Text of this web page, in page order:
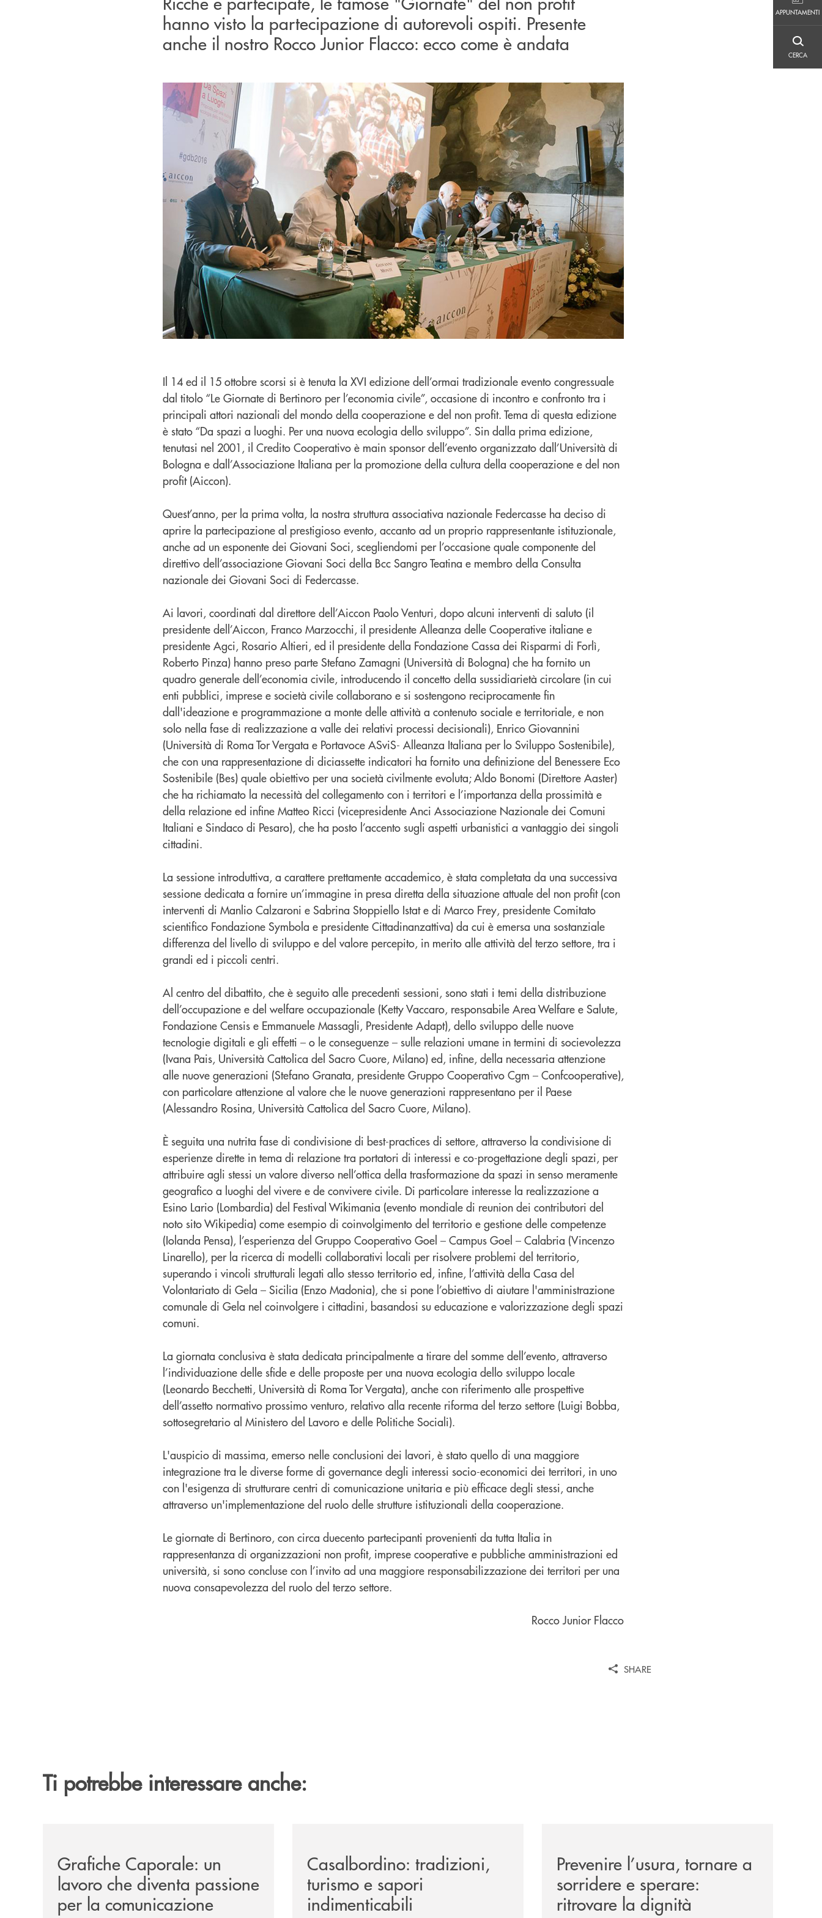
APPUNTAMENTI
CERCA
hanno visto la partecipazione di autorevoli ospiti. Presente
anche il nostro Rocco Junior Flacco: ecco come è andata
Il 14 ed il 15 ottobre scorsi si è tenuta la XVI edizione dell’ormai tradizionale evento congressuale
dal titolo “Le Giornate di Bertinoro per l’economia civile”, occasione di incontro e confronto tra i
principali attori nazionali del mondo della cooperazione e del non profit. Tema di questa edizione
è stato “Da spazi a luoghi. Per una nuova ecologia dello sviluppo”. Sin dalla prima edizione,
tenutasi nel 2001, il Credito Cooperativo è main sponsor dell’evento organizzato dall’Università di
Bologna e dall’Associazione Italiana per la promozione della cultura della cooperazione e del non
profit (Aiccon).
Quest’anno, per la prima volta, la nostra struttura associativa nazionale Federcasse ha deciso di
aprire la partecipazione al prestigioso evento, accanto ad un proprio rappresentante istituzionale,
anche ad un esponente dei Giovani Soci, scegliendomi per l’occasione quale componente del
direttivo dell’associazione Giovani Soci della Bcc Sangro Teatina e membro della Consulta
nazionale dei Giovani Soci di Federcasse.
Ai lavori, coordinati dal direttore dell’Aiccon Paolo Venturi, dopo alcuni interventi di saluto (il
presidente dell’Aiccon, Franco Marzocchi, il presidente Alleanza delle Cooperative italiane e
presidente Agci, Rosario Altieri, ed il presidente della Fondazione Cassa dei Risparmi di Forlì,
Roberto Pinza) hanno preso parte Stefano Zamagni (Università di Bologna) che ha fornito un
quadro generale dell’economia civile, introducendo il concetto della sussidiarietà circolare (in cui
enti pubblici, imprese e società civile collaborano e si sostengono reciprocamente fin
dall'ideazione e programmazione a monte delle attività a contenuto sociale e territoriale, e non
solo nella fase di realizzazione a valle dei relativi processi decisionali), Enrico Giovannini
(Università di Roma Tor Vergata e Portavoce ASviS- Alleanza Italiana per lo Sviluppo Sostenibile),
che con una rappresentazione di diciassette indicatori ha fornito una definizione del Benessere Eco
Sostenibile (Bes) quale obiettivo per una società civilmente evoluta; Aldo Bonomi (Direttore Aaster)
che ha richiamato la necessità del collegamento con i territori e l’importanza della prossimità e
della relazione ed infine Matteo Ricci (vicepresidente Anci Associazione Nazionale dei Comuni
Italiani e Sindaco di Pesaro), che ha posto l’accento sugli aspetti urbanistici a vantaggio dei singoli
cittadini.
La sessione introduttiva, a carattere prettamente accademico, è stata completata da una successiva
sessione dedicata a fornire un’immagine in presa diretta della situazione attuale del non profit (con
interventi di Manlio Calzaroni e Sabrina Stoppiello Istat e di Marco Frey, presidente Comitato
scientifico Fondazione Symbola e presidente Cittadinanzattiva) da cui è emersa una sostanziale
differenza del livello di sviluppo e del valore percepito, in merito alle attività del terzo settore, tra i
grandi ed i piccoli centri.
Al centro del dibattito, che è seguito alle precedenti sessioni, sono stati i temi della distribuzione
dell’occupazione e del welfare occupazionale (Ketty Vaccaro, responsabile Area Welfare e Salute,
Fondazione Censis e Emmanuele Massagli, Presidente Adapt), dello sviluppo delle nuove
tecnologie digitali e gli effetti – o le conseguenze – sulle relazioni umane in termini di socievolezza
(Ivana Pais, Università Cattolica del Sacro Cuore, Milano) ed, infine, della necessaria attenzione
alle nuove generazioni (Stefano Granata, presidente Gruppo Cooperativo Cgm – Confcooperative),
con particolare attenzione al valore che le nuove generazioni rappresentano per il Paese
(Alessandro Rosina, Università Cattolica del Sacro Cuore, Milano).
È seguita una nutrita fase di condivisione di best-practices di settore, attraverso la condivisione di
esperienze dirette in tema di relazione tra portatori di interessi e co-progettazione degli spazi, per
attribuire agli stessi un valore diverso nell’ottica della trasformazione da spazi in senso meramente
geografico a luoghi del vivere e de convivere civile. Di particolare interesse la realizzazione a
Esino Lario (Lombardia) del Festival Wikimania (evento mondiale di reunion dei contributori del
noto sito Wikipedia) come esempio di coinvolgimento del territorio e gestione delle competenze
(Iolanda Pensa), l’esperienza del Gruppo Cooperativo Goel – Campus Goel – Calabria (Vincenzo
Linarello), per la ricerca di modelli collaborativi locali per risolvere problemi del territorio,
superando i vincoli strutturali legati allo stesso territorio ed, infine, l’attività della Casa del
Volontariato di Gela – Sicilia (Enzo Madonia), che si pone l’obiettivo di aiutare l'amministrazione
comunale di Gela nel coinvolgere i cittadini, basandosi su educazione e valorizzazione degli spazi
comuni.
La giornata conclusiva è stata dedicata principalmente a tirare del somme dell’evento, attraverso
l’individuazione delle sfide e delle proposte per una nuova ecologia dello sviluppo locale
(Leonardo Becchetti, Università di Roma Tor Vergata), anche con riferimento alle prospettive
dell’assetto normativo prossimo venturo, relativo alla recente riforma del terzo settore (Luigi Bobba,
sottosegretario al Ministero del Lavoro e delle Politiche Sociali).
L'auspicio di massima, emerso nelle conclusioni dei lavori, è stato quello di una maggiore
integrazione tra le diverse forme di governance degli interessi socio-economici dei territori, in uno
con l'esigenza di strutturare centri di comunicazione unitaria e più efficace degli stessi, anche
attraverso un'implementazione del ruolo delle strutture istituzionali della cooperazione.
Le giornate di Bertinoro, con circa duecento partecipanti provenienti da tutta Italia in
rappresentanza di organizzazioni non profit, imprese cooperative e pubbliche amministrazioni ed
università, si sono concluse con l’invito ad una maggiore responsabilizzazione dei territori per una
nuova consapevolezza del ruolo del terzo settore.
Rocco Junior Flacco
SHARE
Ti potrebbe interessare anche:
Grafiche Caporale: un
lavoro che diventa passione
per la comunicazione
Casalbordino: tradizioni,
turismo e sapori
indimenticabili
Prevenire l’usura, tornare a
sorridere e sperare:
ritrovare la dignità